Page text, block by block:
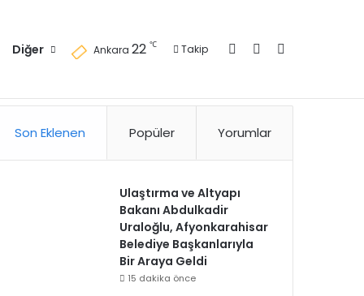
Diğer Ankara 22 ℃ Takip Kayıt OlKenar Bölmesi
Son Eklenen Popüler Yorumlar
Ulaştırma ve Altyapı
Bakanı Abdulkadir
Uraloğlu, Afyonkarahisar
Belediye Başkanlarıyla
Bir Araya Geldi
15 dakika önce